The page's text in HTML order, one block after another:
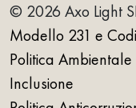
© 2026 Axo Light
Modello 231 e
Politica Ambientale
Inclusione